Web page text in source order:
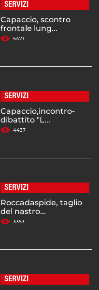
SERVIZI
Capaccio, scontro
frontale lung...
5471
SERVIZI
Capaccio,incontro-
dibattito "L...
4437
SERVIZI
Roccadaspide, taglio
del nastro...
3353
SERVIZI